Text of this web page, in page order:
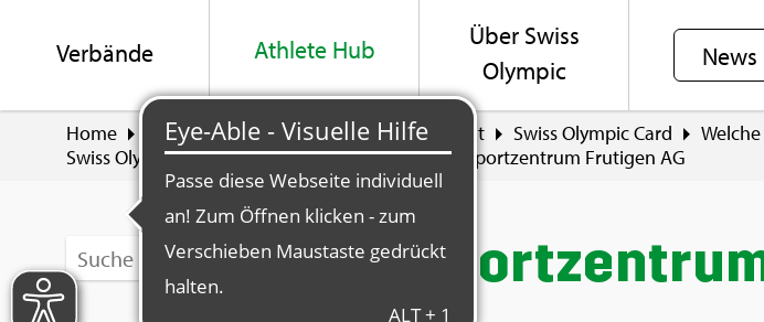
Ver­bän­de Ath­le­te Hub
Über Swiss
Olym­pic
News
Home Ath­le­te Hub Leis­tung und Ge­sund­heit Swiss Olym­pic Card
Swiss Olym­pic Card (Elite und Trai­ner*in, etc.)
Sport­zen­trum Fru­ti­gen AG